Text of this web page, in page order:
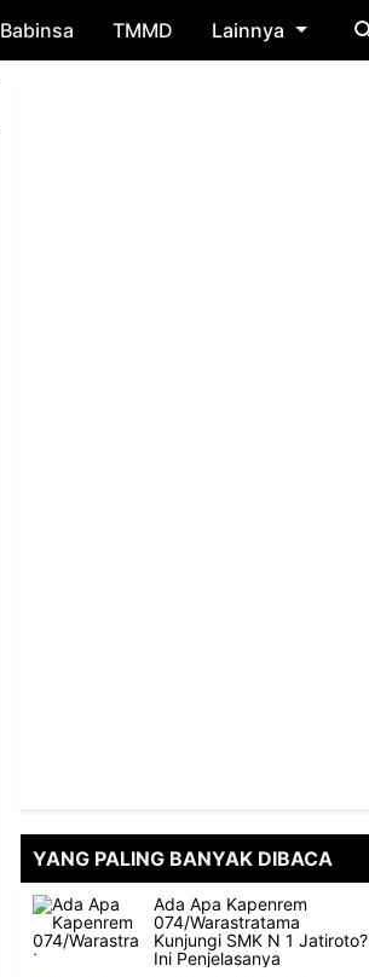
Babinsa TMMD Lainnya
YANG PALING BANYAK DIBACA
Ada Apa Kapenrem
074/Warastratama
Kunjungi SMK N 1 Jatiroto?
Ini Penjelasanya